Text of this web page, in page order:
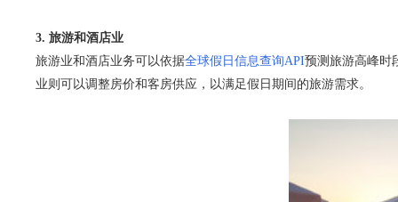
3. 旅游和酒店业
旅游业和酒店业务可以依据全球假日信息查询API预测旅游高峰时
业则可以调整房价和客房供应，以满足假日期间的旅游需求。